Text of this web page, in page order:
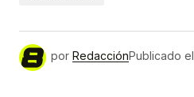
por RedacciónPublicado el